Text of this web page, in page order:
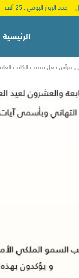
عدد الزوار اليومي : 25 ألف
الرئيسية
يترأس حفل تنصيب الكاتب